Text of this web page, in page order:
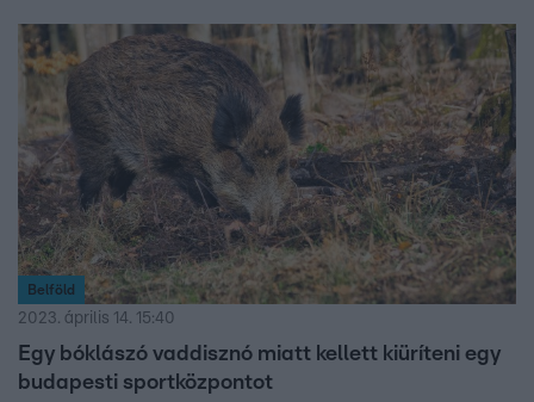
Belföld
2023. április 14. 15:40
Egy bóklászó vaddisznó miatt kellett kiüríteni egy
budapesti sportközpontot